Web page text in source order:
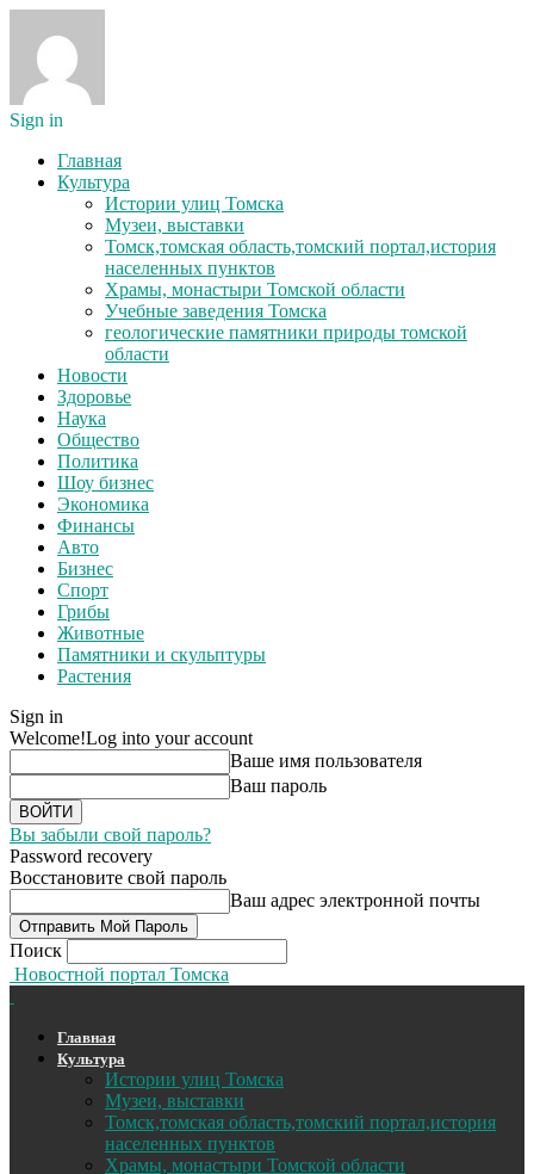
Sign in
Главная
Культура
Истории улиц Томска
Музеи, выставки
Томск,томская область,томский портал,история
населенных пунктов
Храмы, монастыри Томской области
Учебные заведения Томска
геологические памятники природы томской
области
Новости
Здоровье
Наука
Общество
Политика
Шоу бизнес
Экономика
Финансы
Авто
Бизнес
Спорт
Грибы
Животные
Памятники и скульптуры
Растения
Sign in
Welcome!Log into your account
Ваше имя пользователя
Ваш пароль
Вы забыли свой пароль?
Password recovery
Восстановите свой пароль
Ваш адрес электронной почты
Поиск
Новостной портал Томска
Главная
Культура
Истории улиц Томска
Музеи, выставки
Томск,томская область,томский портал,история
населенных пунктов
Храмы, монастыри Томской области